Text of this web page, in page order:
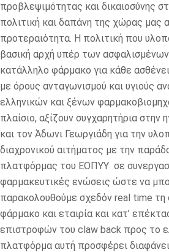
προβλεψιμότητας και δικαιοσύνης
πολιτική και δαπάνη της χώρας μας
προτεραιότητα. Η πολιτική που
βασική αρχή υπέρ των
κατάλληλο φάρμακο για κάθε
με όρους ανταγωνισμού και υγιούς
ελληνικών και ξένων
πλαίσιο, αξίζουν συγχαρητήρια στην
και τον Άδωνι Γεωργιάδη για την
διαχρονικού αιτήματος με την
πλατφόρμας του ΕΟΠΥΥ σε
φαρμακευτικές ενώσεις ώστε να
παρακολουθούμε σχεδόν real time τη
φάρμακο και εταιρία και κατ’
επιστροφών του claw back προς το
πλατφόρμα αυτή προσφέρει